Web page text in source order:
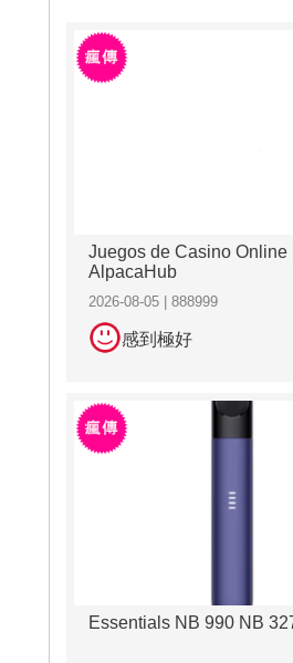
Juegos de Casino Online |
AlpacaHub
2026-08-05 | 888999
感到極好
Essentials NB 990 NB